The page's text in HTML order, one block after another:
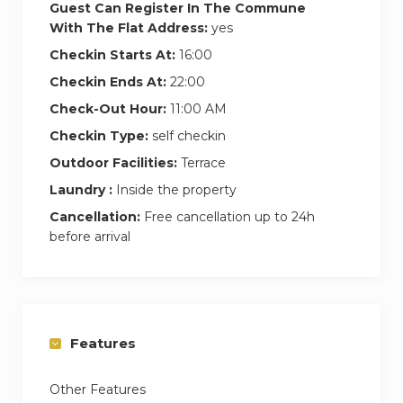
réservation.
De nombreux espaces de rangement,grand
Entrée indépendante sur une grande terrasse
équipée d’un salon de jardin avec barbecue sur
demande pour déguster des bon repas en
famille ou entre amis et profiter d’un bon bain
sèche linge + lave linge payent dans le
A régler directement sur place 50€.
HUILE de massage épicé + 2 cocktail de
Guest Can Register In The Commune
With The Flat Address: yes
Checkin Starts At: 16:00
Checkin Ends At: 22:00
Check-Out Hour: 11:00 AM
Checkin Type: self checkin
Outdoor Facilities: Terrace
Laundry : Inside the property
Cancellation: Free cancellation up to 24h
before arrival
Features
Other Features